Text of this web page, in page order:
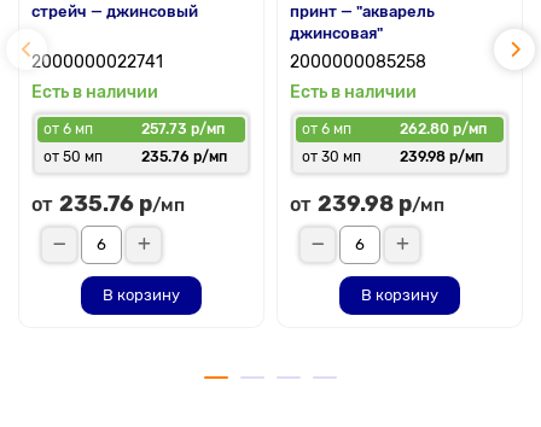
стрейч — джинсовый
2000000022741
Есть в наличии
от 6 мп
257.73 р/мп
от 50 мп
235.76 р/мп
от 235.76 р/мп
В корзину
принт — "акварель
джинсовая"
2000000085258
Есть в наличии
от 6 мп
262.80 р/мп
от 30 мп
239.98 р/мп
от 239.98 р/мп
В корзину